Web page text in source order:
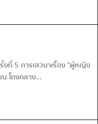
ที่ 5 การเสวนาเรื่อง "ผู้หญิง
โถงกลาง...